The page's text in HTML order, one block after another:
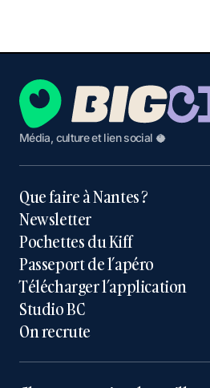
Média, culture et lien social 🥥
Que faire à Nantes ?
Newsletter
Pochettes du Kiff
Passeport de l’apéro
Télécharger l’application
Studio BC
On recrute